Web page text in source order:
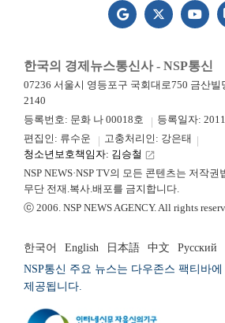
한국의 경제뉴스통신사 - NSP통신
07236 서울시 영등포구 국회대로750 금산빌
2140
등록번호: 문화 나 00018호
등록일자:
편집인: 류수운
고충처리인: 강은태
청소년보호책임자: 김승철 launch
NSP NEWS·NSP TV의 모든 콘텐츠는 저작
무단 전재.복사.배포를 금지합니다.
ⓒ 2006. NSP NEWS AGENCY. All rights
한국어 English 日本語 中文
Русский
NSP통신 주요 뉴스는 다우존스 팩티바
제공됩니다.